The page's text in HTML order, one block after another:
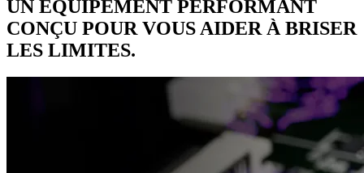
UN ÉQUIPEMENT PERFORMANT
CONÇU POUR VOUS AIDER À BRISER
LES LIMITES.